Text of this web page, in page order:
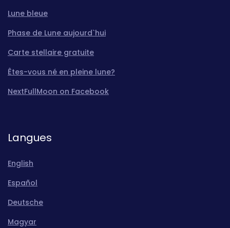
Lune bleue
Phase de Lune aujourd`hui
Carte stellaire gratuite
Êtes-vous né en pleine lune?
NextFullMoon on Facebook
Langues
English
Español
Deutsche
Magyar